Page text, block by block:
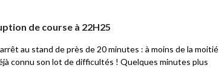
de course à 22H25
au stand de près de 20 minutes : à moins de la moitié
connu son lot de difficultés ! Quelques minutes plus